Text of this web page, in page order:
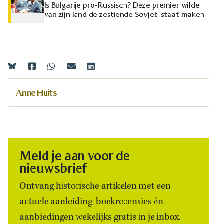
Is Bulgarije pro-Russisch? Deze premier wilde
van zijn land de zestiende Sovjet-staat maken
Anne Huits
Meld je aan voor de
nieuwsbrief
Ontvang historische artikelen met een
actuele aanleiding, boekrecensies én
aanbiedingen wekelijks gratis in je inbox.